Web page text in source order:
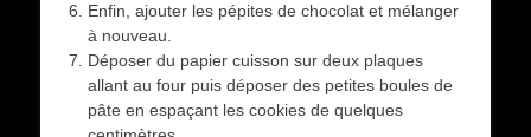
Enfin, ajouter les pépites de chocolat et mélanger
à nouveau.
Déposer du papier cuisson sur deux plaques
allant au four puis déposer des petites boules de
pâte en espaçant les cookies de quelques